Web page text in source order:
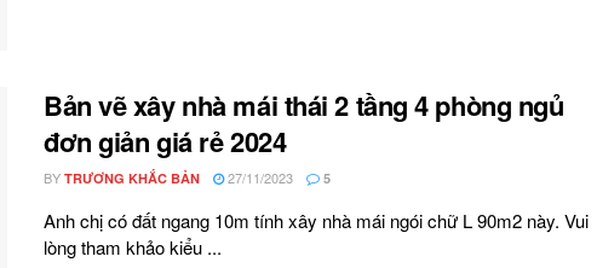
Bản vẽ xây nhà mái thái 2 tầng 4 phòng ngủ
đơn giản giá rẻ 2024
BY TRƯƠNG KHẮC BẢN 27/11/2023 5
Anh chị có đất ngang 10m tính xây nhà mái ngói chữ L 90m2 này. Vui
lòng tham khảo kiểu ...